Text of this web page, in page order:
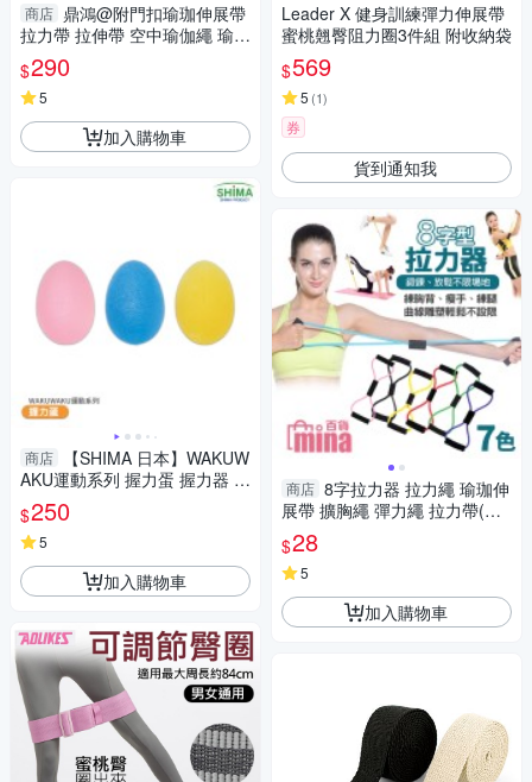
商店 鼎鴻@附門扣瑜珈伸展帶
拉力帶 拉伸帶 空中瑜伽繩 瑜伽
輔助帶 拉筋瑜伽 一字馬 劈叉訓
練帶
$290
5
加入購物車
商店
【SHIMA 日本】WAKUW
AKU運動系列 握力蛋 握力器 瑜
珈 復健 保健 握力器 拉力帶 老
人 銀髮族
$250
5
加入購物車
Leader X 健身訓練彈力伸展帶
蜜桃翹臀阻力圈3件組 附收納袋
$569
5 (1)
券
貨到通知我
商店 8字拉力器 拉力繩 瑜珈伸
展帶 擴胸繩 彈力繩 拉力帶(min
a百貨)【TT0011】
$28
5
加入購物車